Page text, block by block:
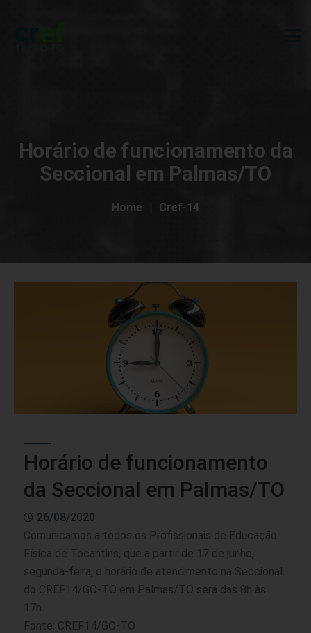
Horário de funcionamento da
Seccional em Palmas/TO
Home Cref-14
Horário de funcionamento
da Seccional em Palmas/TO
26/08/2020
Comunicamos a todos os Profissionais de Educação
Física de Tocantins, que a partir de 17 de junho,
segunda-feira, o horário de atendimento na Seccional
do CREF14/GO-TO em Palmas/TO será das 8h às
17h.
Fonte: CREF14/GO-TO